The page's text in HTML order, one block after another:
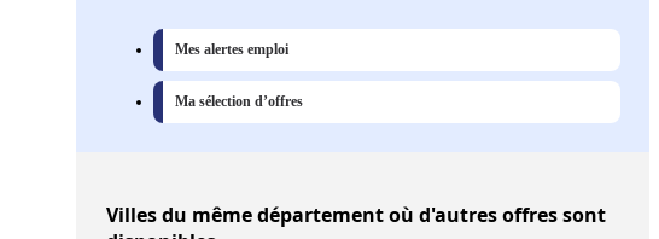
Mes alertes emploi
Ma sélection d’offres
Villesdu même département où d'autres offres sont